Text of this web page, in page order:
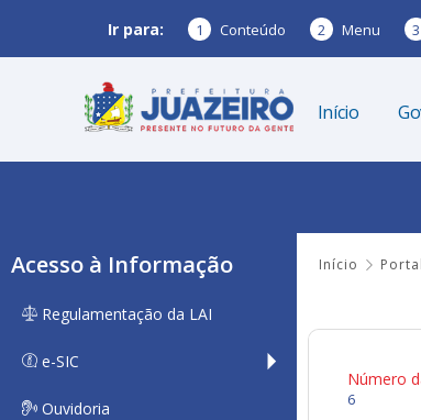
Ir para: 1 Conteúdo 2 Menu 3
Início
Início
Acesso à Informação
Regulamentação da LAI
e-SIC
Ouvidoria
Número
6